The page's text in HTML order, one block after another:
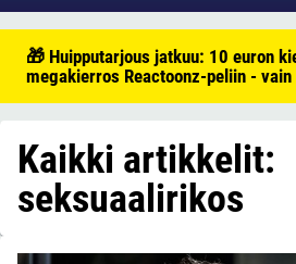
🎁 Huipputarjous jatkuu: 10 euron
megakierros Reactoonz-peliin -
Kaikki artikkelit:
seksuaalirikos